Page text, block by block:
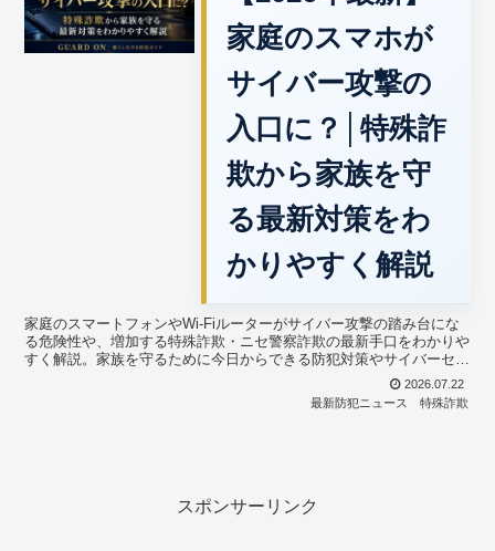
家庭のスマホが
サイバー攻撃の
入口に？│特殊詐
欺から家族を守
る最新対策をわ
かりやすく解説
家庭のスマートフォンやWi-Fiルーターがサイバー攻撃の踏み台にな
る危険性や、増加する特殊詐欺・ニセ警察詐欺の最新手口をわかりや
すく解説。家族を守るために今日からできる防犯対策やサイバーセキ
2026.07.22
最新防犯ニュース
特殊詐欺
スポンサーリンク